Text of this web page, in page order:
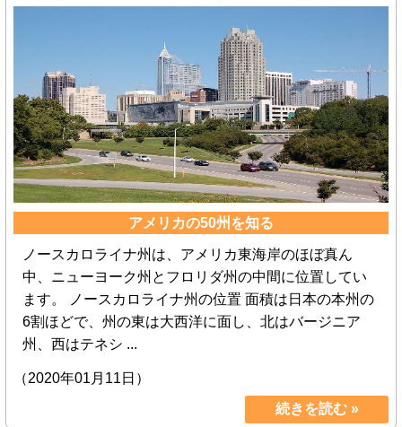
アメリカの50州を知る
ノースカロライナ州は、アメリカ東海岸のほぼ真ん
中、ニューヨーク州とフロリダ州の中間に位置してい
ます。 ノースカロライナ州の位置 面積は日本の本州の
6割ほどで、州の東は大西洋に面し、北はバージニア
州、西はテネシ ...
（2020年01月11日）
続きを読む »